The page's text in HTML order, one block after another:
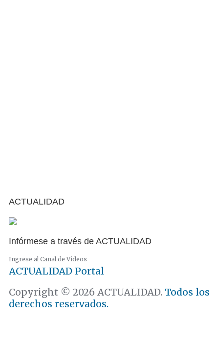
ACTUALIDAD
Infórmese a través de ACTUALIDAD
Ingrese al Canal de Videos
ACTUALIDAD Portal
Copyright © 2026 ACTUALIDAD. Todos los
derechos reservados.